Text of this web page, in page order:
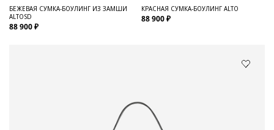
БЕЖЕВАЯ СУМКА-БОУЛИНГ ИЗ ЗАМШИ
ALTOSD
88 900 ₽
КРАСНАЯ СУМКА-БОУЛИНГ ALTO
88 900 ₽